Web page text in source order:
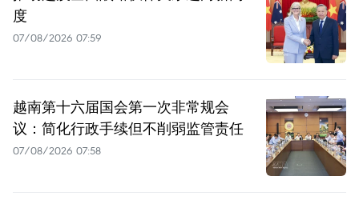
度
07/08/2026 07:59
越南第十六届国会第一次非常规会
议：简化行政手续但不削弱监管责任
07/08/2026 07:58